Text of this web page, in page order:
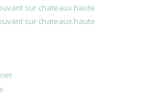
sur chateaux.haute
sur chateaux.haute